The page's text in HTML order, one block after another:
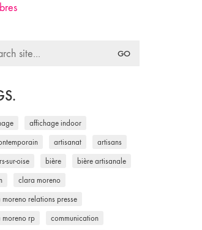
affichage indoor
artisanat artisans
sur-oise bière bière artisanale
clara moreno
relations presse
moreno rp communication